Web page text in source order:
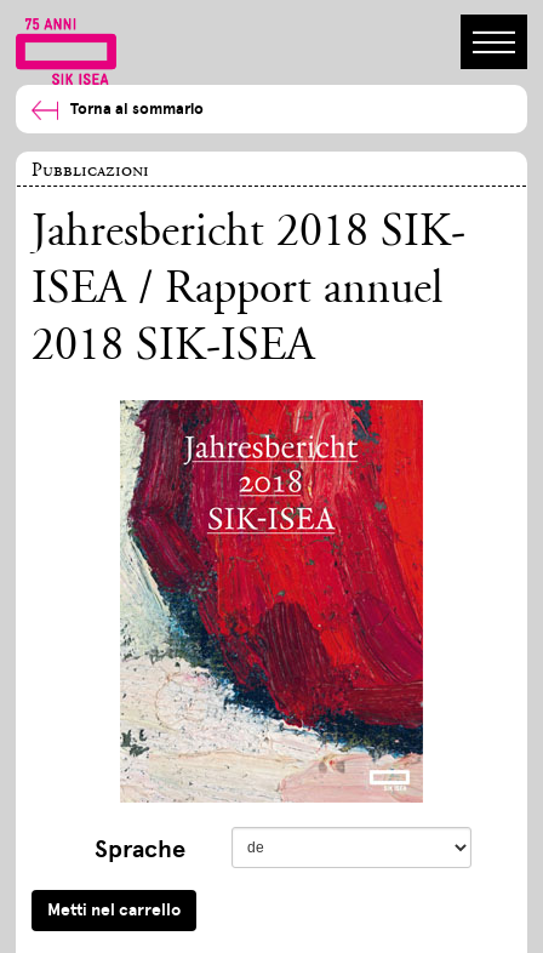
Torna al sommario
Pubblicazioni
Jahresbericht 2018 SIK-
ISEA / Rapport annuel
2018 SIK-ISEA
Sprache